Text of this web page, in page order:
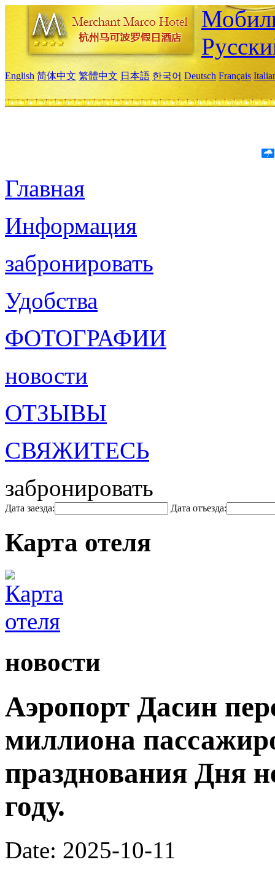
English 简体中文 繁體中文 日本語 한국어 Deutsch Français
Главная
Информация
забронировать
Удобства
ФОТОГРАФИИ
новости
ОТЗЫВЫ
СВЯЖИТЕСЬ
забронировать
Дата заезда: Дата отъезда:
Карта отеля
новости
Аэропорт Дасин
миллиона
празднования Дня
году.
Date: 2025-10-11